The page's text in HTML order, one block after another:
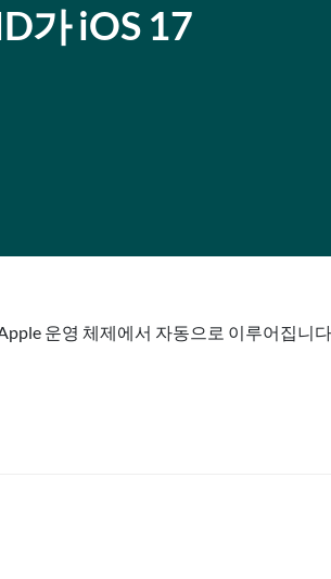
가 iOS 17
운영 체제에서 자동으로 이루어집니